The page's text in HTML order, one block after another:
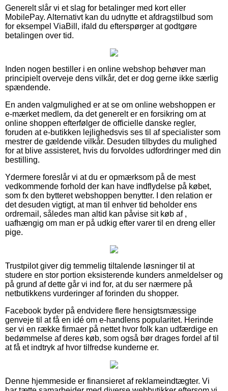
Generelt slår vi et slag for betalinger med kort eller
MobilePay. Alternativt kan du udnytte et afdragstilbud som
for eksempel ViaBill, ifald du efterspørger at godtgøre
betalingen over tid.
Inden nogen bestiller i en online webshop behøver man
principielt overveje dens vilkår, det er dog gerne ikke særlig
spændende.
En anden valgmulighed er at se om online webshoppen er
e-mærket medlem, da det generelt er en forsikring om at
online shoppen efterfølger de officielle danske regler,
foruden at e-butikken lejlighedsvis ses til af specialister som
mestrer de gældende vilkår. Desuden tilbydes du mulighed
for at blive assisteret, hvis du forvoldes udfordringer med din
bestilling.
Ydermere foreslår vi at du er opmærksom på de mest
vedkommende forhold der kan have indflydelse på købet,
som fx den bytteret webshoppen benytter. I den relation er
det desuden vigtigt, at man til enhver tid beholder ens
ordremail, således man altid kan påvise sit køb af ,
uafhængig om man er på udkig efter varer til en dreng eller
pige.
Trustpilot giver dig temmelig tiltalende løsninger til at
studere en stor portion eksisterende kunders anmeldelser og
på grund af dette går vi ind for, at du ser nærmere på
netbutikkens vurderinger af forinden du shopper.
Facebook byder på endvidere flere hensigtsmæssige
genveje til at få en idé om e-handlens popularitet. Herinde
ser vi en række firmaer på nettet hvor folk kan udfærdige en
bedømmelse af deres køb, som også bør drages fordel af til
at få et indtryk af hvor tilfredse kunderne er.
Denne hjemmeside er finansieret af reklameindtægter. Vi